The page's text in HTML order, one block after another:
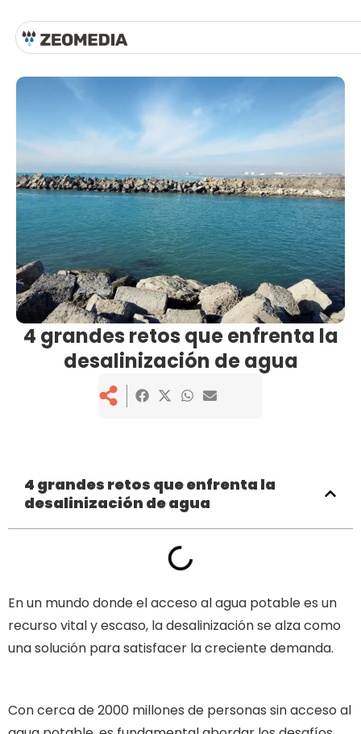
4 grandes retos que enfrenta la
desalinización de agua
4 grandes retos que enfrenta la
desalinización de agua
En un mundo donde el acceso al agua potable es un
recurso vital y escaso, la desalinización se alza como
una solución para satisfacer la creciente demanda.
Con cerca de 2000 millones de personas sin acceso al